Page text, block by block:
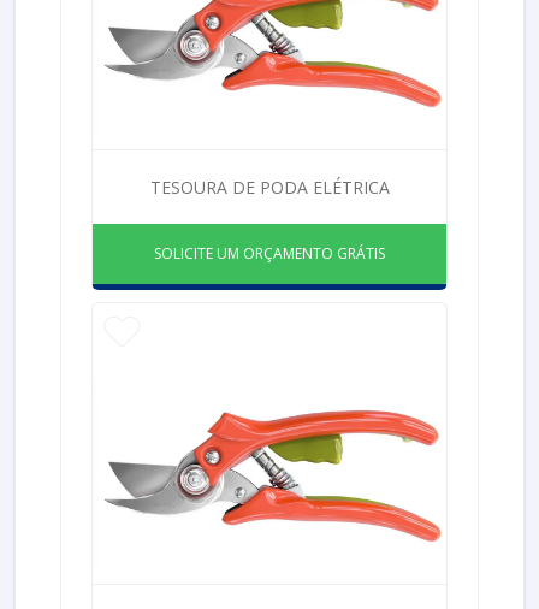
TESOURA DE PODA ELÉTRICA
SOLICITE UM ORÇAMENTO GRÁTIS